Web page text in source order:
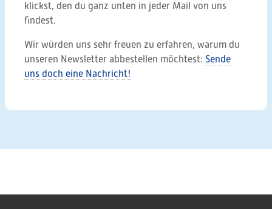
klickst, den du ganz unten in jeder Mail von uns
findest.
Wir würden uns sehr freuen zu erfahren, warum du
unseren Newsletter abbestellen möchtest: Sende
uns doch eine Nachricht!